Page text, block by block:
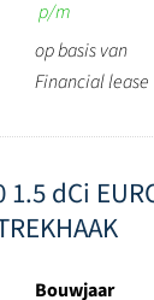
p/m
op basis van
Financial lease
1.5 dCi
Bouwjaar